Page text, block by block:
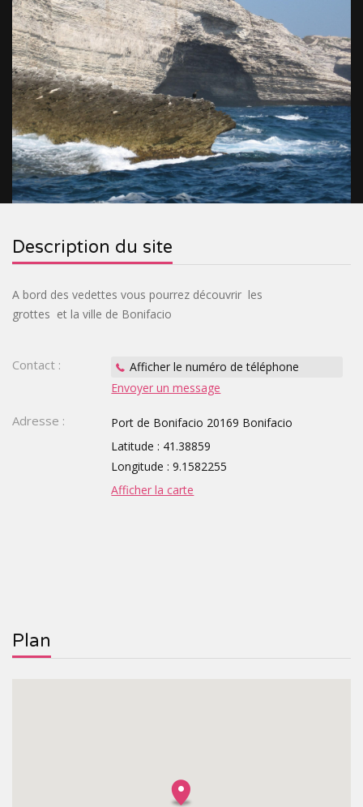
&
SITES
PRÉHISTORIQUES
RELIGIEUXTOURISME
INDUSTRIEL
VILLAGES
DE
FRANCE
&
BASTIDES
CROISIÈRES
&
TRAINS
OENOTOURISME
& CIRCUITS
& BIEN-
ACTIVITÉS
PASS
Description du site
A bord des vedettes vous pourrez découvrir les
grottes et la ville de Bonifacio
Contact :
Afficher le numéro de téléphone
Envoyer un message
Adresse :
Port de Bonifacio 20169 Bonifacio
Latitude : 41.38859
Longitude : 9.1582255
Afficher la carte
Plan